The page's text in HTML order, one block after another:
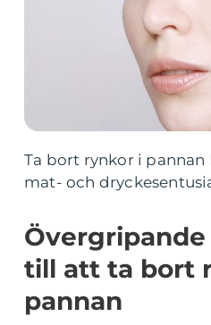
Ta bort rynkor i
mat- och
till att ta bort
pannan